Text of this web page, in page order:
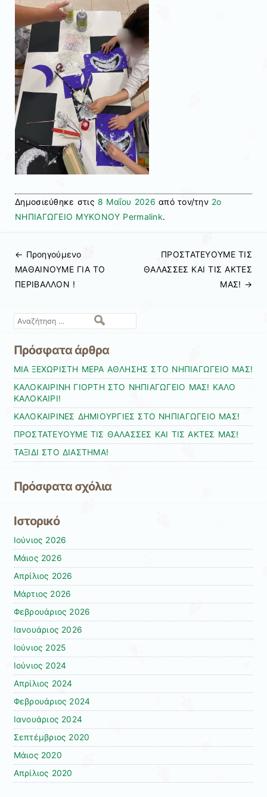
Δημοσιεύθηκε στις 8 Μαΐου 2026 από τον/την 2ο
ΝΗΠΙΑΓΩΓΕΙΟ ΜΥΚΟΝΟΥ Permalink.
Πλοήγηση άρθρων
← Προηγούμενo
ΜΑΘΑΙΝΟΥΜΕ ΓΙΑ ΤΟ
ΠΕΡΙΒΑΛΛΟΝ !
ΠΡΟΣΤΑΤΕΥΟΥΜΕ ΤΙΣ
ΘΑΛΑΣΣΕΣ ΚΑΙ ΤΙΣ ΑΚΤΕΣ
ΜΑΣ! →
Αναζήτηση
Πρόσφατα άρθρα
ΜΙΑ ΞΕΧΩΡΙΣΤΗ ΜΕΡΑ ΑΘΛΗΣΗΣ ΣΤΟ ΝΗΠΙΑΓΩΓΕΙΟ ΜΑΣ!
ΚΑΛΟΚΑΙΡΙΝΗ ΓΙΟΡΤΗ ΣΤΟ ΝΗΠΙΑΓΩΓΕΙΟ ΜΑΣ! ΚΑΛΟ
ΚΑΛΟΚΑΙΡΙ!
ΚΑΛΟΚΑΙΡΙΝΕΣ ΔΗΜΙΟΥΡΓΙΕΣ ΣΤΟ ΝΗΠΙΑΓΩΓΕΙΟ ΜΑΣ!
ΠΡΟΣΤΑΤΕΥΟΥΜΕ ΤΙΣ ΘΑΛΑΣΣΕΣ ΚΑΙ ΤΙΣ ΑΚΤΕΣ ΜΑΣ!
ΤΑΞΙΔΙ ΣΤΟ ΔΙΑΣΤΗΜΑ!
Πρόσφατα σχόλια
Ιστορικό
Ιούνιος 2026
Μάιος 2026
Απρίλιος 2026
Μάρτιος 2026
Φεβρουάριος 2026
Ιανουάριος 2026
Ιούνιος 2025
Ιούνιος 2024
Απρίλιος 2024
Φεβρουάριος 2024
Ιανουάριος 2024
Σεπτέμβριος 2020
Μάιος 2020
Απρίλιος 2020